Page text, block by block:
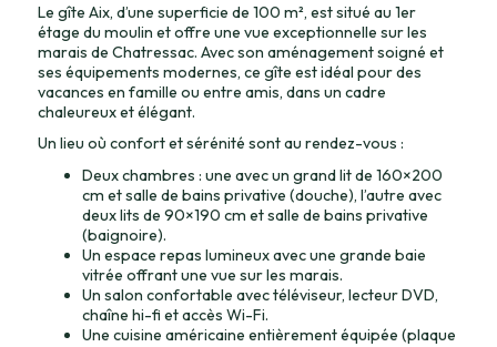
Le gîte Aix, d’une superficie de 100 m², est situé au 1er
étage du moulin et offre une vue exceptionnelle sur les
marais de Chatressac. Avec son aménagement soigné et
ses équipements modernes, ce gîte est idéal pour des
vacances en famille ou entre amis, dans un cadre
chaleureux et élégant.
Un lieu où confort et sérénité sont au rendez-vous :
Deux chambres : une avec un grand lit de 160×200
cm et salle de bains privative (douche), l’autre avec
deux lits de 90×190 cm et salle de bains privative
(baignoire).
Un espace repas lumineux avec une grande baie
vitrée offrant une vue sur les marais.
Un salon confortable avec téléviseur, lecteur DVD,
chaîne hi-fi et accès Wi-Fi.
Une cuisine américaine entièrement équipée (plaque